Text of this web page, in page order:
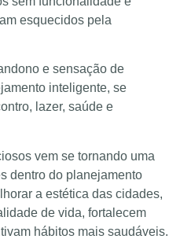
esquecidos pela
e sensação de
inteligente, se
lazer, saúde e
vem se tornando uma
dentro do planejamento
a estética das cidades,
de vida, fortalecem
hábitos mais saudáveis.